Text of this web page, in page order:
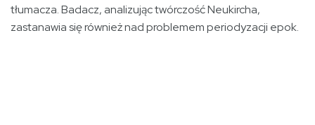
tłumacza. Badacz, analizując twórczość Neukircha,
zastanawia się również nad problemem periodyzacji epok.